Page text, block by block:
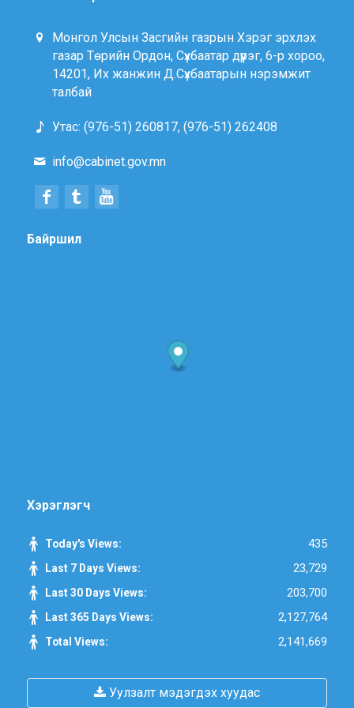
Монгол Улсын Засгийн газрын Хэрэг эрхлэх
газар Төрийн Ордон, Сүхбаатар дүүрэг, 6-р хороо,
14201, Их жанжин Д.Сүхбаатарын нэрэмжит
талбай
Утас: (976-51) 260817, (976-51) 262408
info@cabinet.gov.mn
Байршил
Хэрэглэгч
Today's Views: 435
Last 7 Days Views: 23,729
Last 30 Days Views: 203,700
Last 365 Days Views: 2,127,764
Total Views: 2,141,669
Уулзалт мэдэгдэх хуудас